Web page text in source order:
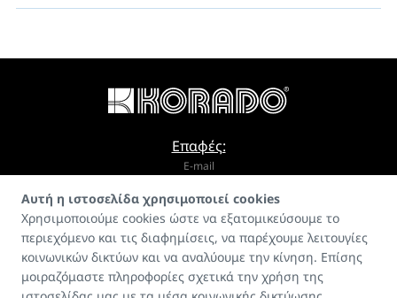
Επαφές:
E-mail
info@korado.cz
Αυτή η ιστοσελίδα χρησιμοποιεί cookies
Χρησιμοποιούμε cookies ώστε να εξατομικεύσουμε το
περιεχόμενο και τις διαφημίσεις, να παρέχουμε λειτουγίες
κοινωνικών δικτύων και να αναλύουμε την κίνηση. Επίσης
μοιραζόμαστε πληροφορίες σχετικά την χρήση της